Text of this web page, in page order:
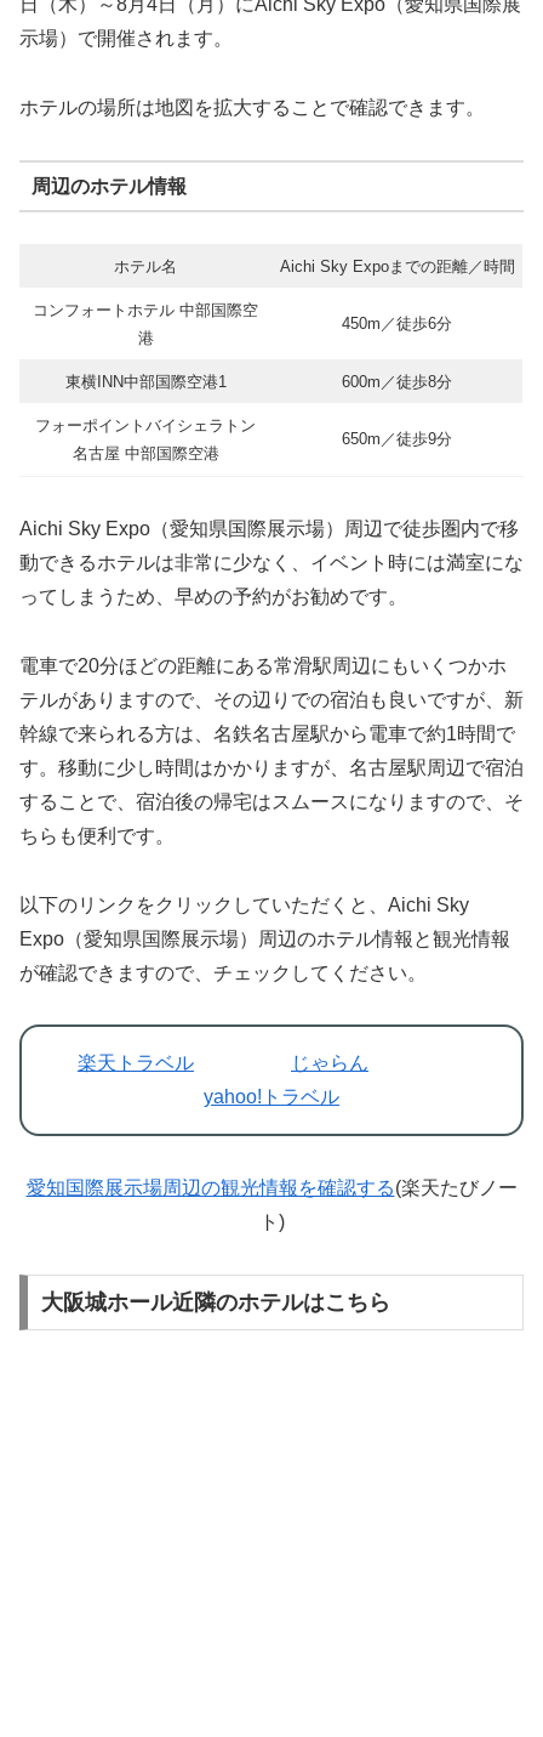
日（木）～8月4日（月）にAichi Sky Expo（愛知県国際展
示場）で開催されます。
ホテルの場所は地図を拡大することで確認できます。
周辺のホテル情報
ホテル名 Aichi Sky Expoまでの距離／時間
コンフォートホテル 中部国際空
港
450m／徒歩6分
東横INN中部国際空港1 600m／徒歩8分
フォーポイントバイシェラトン
名古屋 中部国際空港
650m／徒歩9分
Aichi Sky Expo（愛知県国際展示場）周辺で徒歩圏内で移
動できるホテルは非常に少なく、イベント時には満室にな
ってしまうため、早めの予約がお勧めです。
電車で20分ほどの距離にある常滑駅周辺にもいくつかホ
テルがありますので、その辺りでの宿泊も良いですが、新
幹線で来られる方は、名鉄名古屋駅から電車で約1時間で
す。移動に少し時間はかかりますが、名古屋駅周辺で宿泊
することで、宿泊後の帰宅はスムースになりますので、そ
ちらも便利です。
以下のリンクをクリックしていただくと、Aichi Sky
Expo（愛知県国際展示場）周辺のホテル情報と観光情報
が確認できますので、チェックしてください。
楽天トラベル
じゃらん
yahoo!トラベル
愛知国際展示場周辺の観光情報を確認する(楽天たびノー
ト)
大阪城ホール近隣のホテルはこちら